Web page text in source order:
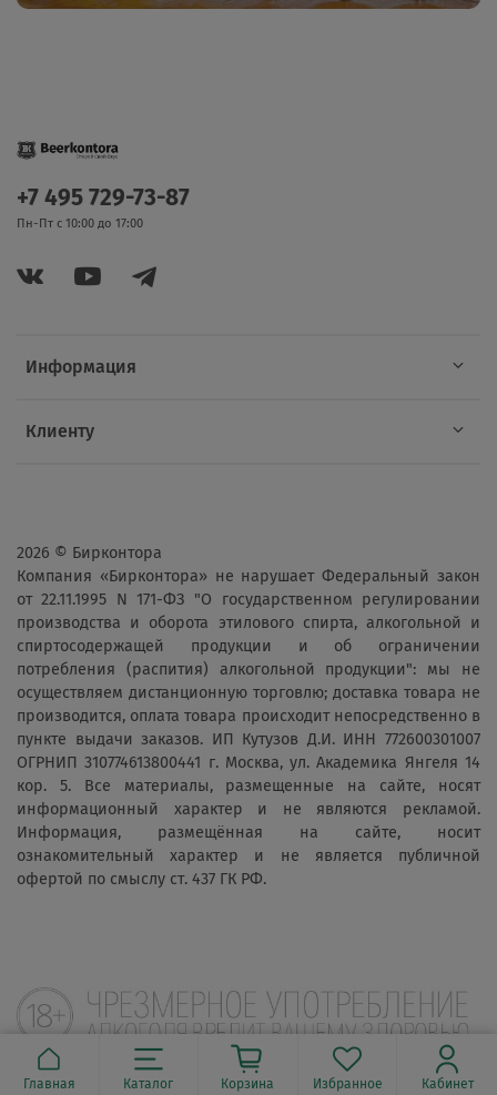
Информация
Клиенту
+7 495 729-73-87
Пн-Пт с 10:00 до 17:00
2026 © Бирконтора
Компания «Бирконтора» не нарушает Федеральный закон
от 22.11.1995 N 171-ФЗ "О государственном регулировании
производства и оборота этилового спирта, алкогольной и
спиртосодержащей продукции и об ограничении
потребления (распития) алкогольной продукции": мы не
осуществляем дистанционную торговлю; доставка товара не
производится, оплата товара происходит непосредственно в
пункте выдачи заказов. ИП Кутузов Д.И. ИНН 772600301007
ОГРНИП 310774613800441 г. Москва, ул. Академика Янгеля 14
кор. 5. Все материалы, размещенные на сайте, носят
информационный характер и не являются рекламой.
Информация, размещённая на сайте, носит
ознакомительный характер и не является публичной
офертой по смыслу ст. 437 ГК РФ.
Главная Каталог Корзина Избранное Кабинет